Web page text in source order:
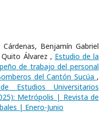
Benjamín Gabriel
Álvarez , Estudio de la
de trabajo del personal
del Cantón Sucúa ,
Estudios Universitarios
Metrópolis | Revista de
| Enero-Junio